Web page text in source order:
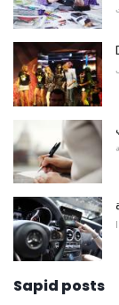
Sapid posts